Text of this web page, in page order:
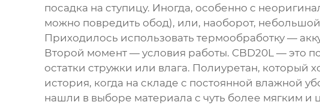
посадка на ступицу. Иногда, особенно с
можно повредить обод), или, наоборот,
Приходилось использовать термообработку —
Второй момент — условия работы. CBD20L — это
остатки стружки или влага. Полиуретан,
история, когда на складе с постоянной влажной
нашли в выборе материала с чуть более мягким и